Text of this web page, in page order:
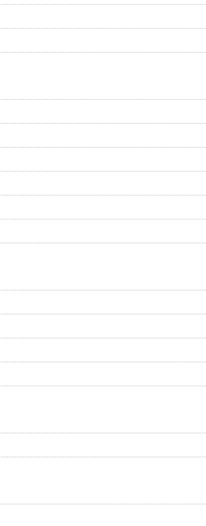
und Ihre Spende landet zu
plus eine Festgebühr von
0,25 Euro als
Adresszeile oben in Ihrem
ist.
Kontoverbindungen bei
sind Daten,